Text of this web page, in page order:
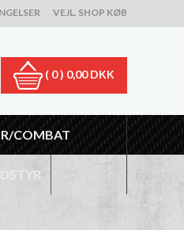
VEJL. SHOP KØB
( 0 ) 0,00 DKK
COMBAT